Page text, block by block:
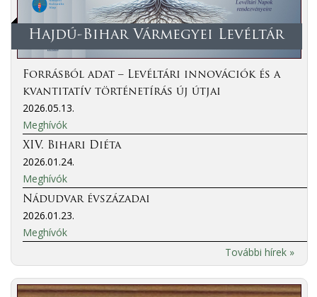
Hajdú-Bihar Vármegyei Levéltár
Forrásból adat – Levéltári innovációk és a
kvantitatív történetírás új útjai
2026.05.13.
Meghívók
XIV. Bihari Diéta
2026.01.24.
Meghívók
Nádudvar évszázadai
2026.01.23.
Meghívók
További hírek »